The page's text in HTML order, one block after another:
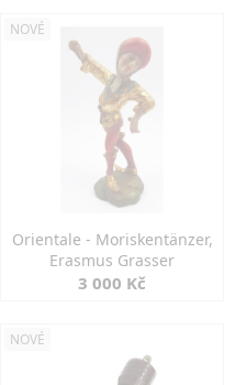
NOVÉ
Orientale - Moriskentänzer,
Erasmus Grasser
3 000 Kč
NOVÉ